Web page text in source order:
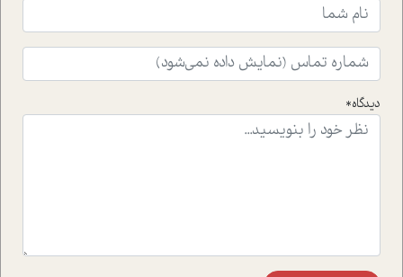
ایشان در حوزه ی شامپانزه ها بر زندگی امروزی ما نگاهی
افکنده است.فصل اتاق 333 شما را پای صحبت یک تجربه ی
واقعی در ارتباط با اختلال شخصیت اسکزوئید و مشکلات و نیز
راهکارهای حل آن قرار می دهد که در اتاق درمان اتفاق افتاده
موثرترین راهکارهای استفاده از هوش مصنوعی در حوزه های
دیدگاه*